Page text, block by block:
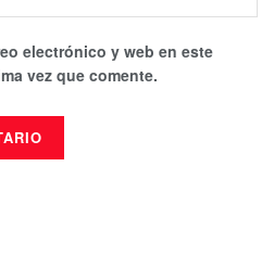
electrónico y web en este
vez que comente.